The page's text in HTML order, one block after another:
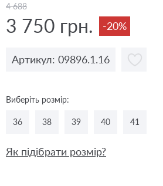
4 688
3 750 грн. -20%
Артикул: 09896.1.16
Виберіть розмір:
36 38 39 40 41
Як підібрати розмір?